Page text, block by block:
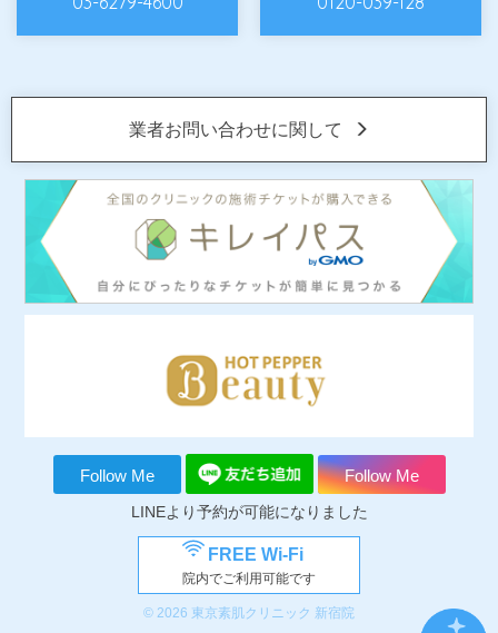
業者お問い合わせに関して
Follow Me Follow Me
LINEより予約が可能になりました
FREE Wi-Fi
院内でご利用可能です
© 2026 東京素肌クリニック 新宿院